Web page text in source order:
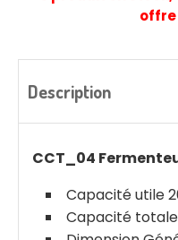
offre
Description
CCT_04
Capacité utile
Capacité